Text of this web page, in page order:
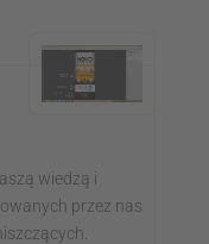
wiedzą i
przez nas